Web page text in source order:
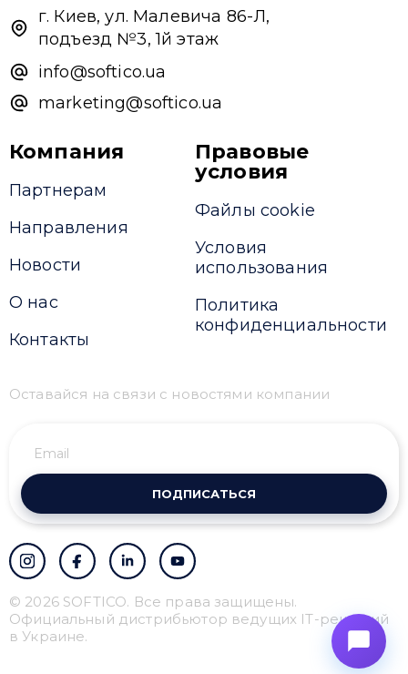
г. Киев, ул. Малевича 86-Л,
подъезд №3, 1й этаж
info@softico.ua
marketing@softico.ua
Компания
Партнерам
Направления
Новости
О нас
Контакты
Правовые
условия
Файлы cookie
Условия
использования
Политика
конфиденциальности
Оставайся на связи с новостями компании
ПОДПИСАТЬСЯ
© 2026 SOFTICO. Все права защищены.
Официальный дистрибьютор ведущих IT-решений
в Украине.